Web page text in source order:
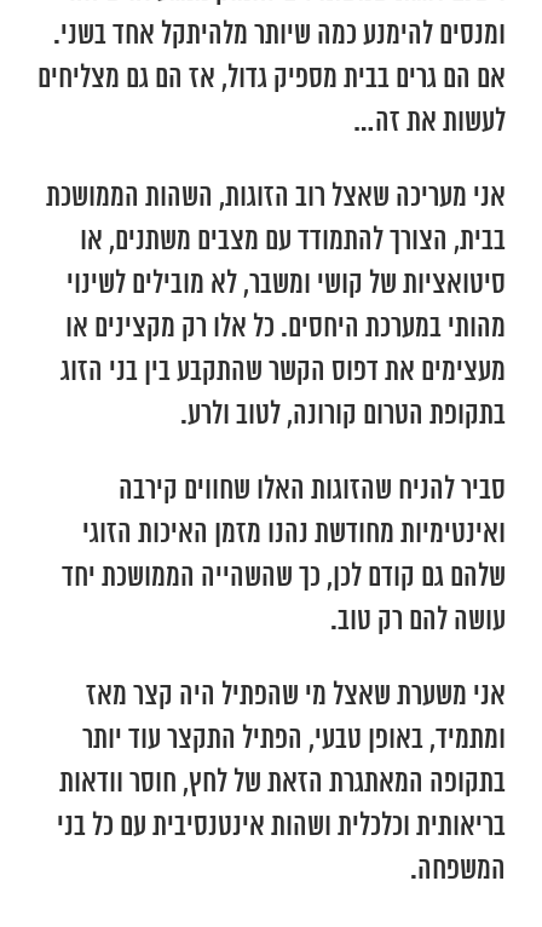
ומנסים להימנע כמה שיותר מלהיתקל אחד בשני.
אם הם גרים בבית מספיק גדול, אז הם גם מצליחים
לעשות את זה…
אני מעריכה שאצל רוב הזוגות, השהות הממושכת
בבית, הצורך להתמודד עם מצבים משתנים, או
סיטואציות של קושי ומשבר, לא מובילים לשינוי
מהותי במערכת היחסים. כל אלו רק מקצינים או
מעצימים את דפוס הקשר שהתקבע בין בני הזוג
בתקופת הטרום קורונה, לטוב ולרע.
סביר להניח שהזוגות האלו שחווים קירבה
ואינטימיות מחודשת נהנו מזמן האיכות הזוגי
שלהם גם קודם לכן, כך שהשהייה הממושכת יחד
עושה להם רק טוב.
אני משערת שאצל מי שהפתיל היה קצר מאז
ומתמיד, באופן טבעי, הפתיל התקצר עוד יותר
בתקופה המאתגרת הזאת של לחץ, חוסר וודאות
בריאותית וכלכלית ושהות אינטנסיבית עם כל בני
המשפחה.